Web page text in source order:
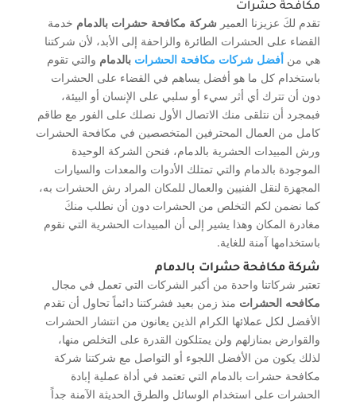
مكافحة حشرات
تقدم لكَ عزيزنا العمير شركة مكافحة حشرات بالدمام خدمة
القضاء على الحشرات الطائرة والزاحفة إلى الأبد، لأن شركتنا
هي من أفضل شركات مكافحة الحشرات بالدمام والتي تقوم
باستخدام كل ما هو أفضل يساهم في القضاء على الحشرات
دون أن تترك أي أثر سيء أو سلبي على الإنسان أو البيئة،
فبمجرد أن نتلقى منك الاتصال الأول نصلك على الفور مع طاقم
كامل من العمال المحترفين المتخصصين في مكافحة الحشرات
ورش المبيدات الحشرية بالدمام، فنحن الشركة الوحيدة
الموجودة بالدمام والتي تمتلك الأدوات والمعدات والسيارات
المجهزة لنقل الفنيين والعمال للمكان المراد رش الحشرات به،
كما نضمن لكم التخلص من الحشرات دون أن نطلب منكَ
مغادرة المكان وهذا يشير إلى أن المبيدات الحشرية التي نقوم
باستخدامها آمنة للغاية.
شركة مكافحة حشرات بالدمام
تعتبر شركاتنا واحدة من أكبر الشركات التي تعمل في مجال
مكافحه الحشرات منذ زمن بعيد فشركتنا دائماً تحاول أن تقدم
الأفضل لكل عملائها الكرام الذين يعانون من انتشار الحشرات
والقوارض بمنازلهم ولن يمتلكون القدرة على التخلص منها،
لذلك يكون من الأفضل اللجوء أو التواصل مع شركتنا شركة
مكافحة حشرات بالدمام التي تعتمد في أداة عملية إبادة
الحشرات على استخدام الوسائل والطرق الحديثة الآمنة جداً